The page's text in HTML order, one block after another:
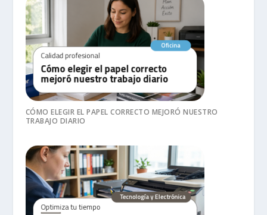
CÓMO ELEGIR EL PAPEL CORRECTO MEJORÓ NUESTRO
TRABAJO DIARIO